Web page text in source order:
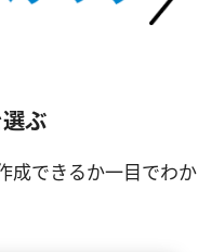
ぶ
成できるか一目でわか